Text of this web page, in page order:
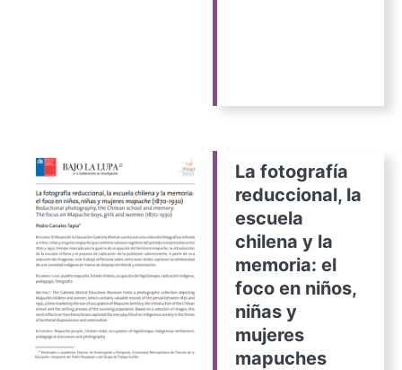
La fotografía
reduccional, la
escuela
chilena y la
memoria: el
foco en niños,
niñas y
mujeres
mapuches